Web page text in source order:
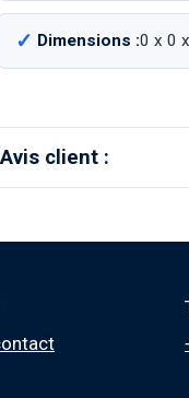
Dimensions :0 x 0
Avis client :